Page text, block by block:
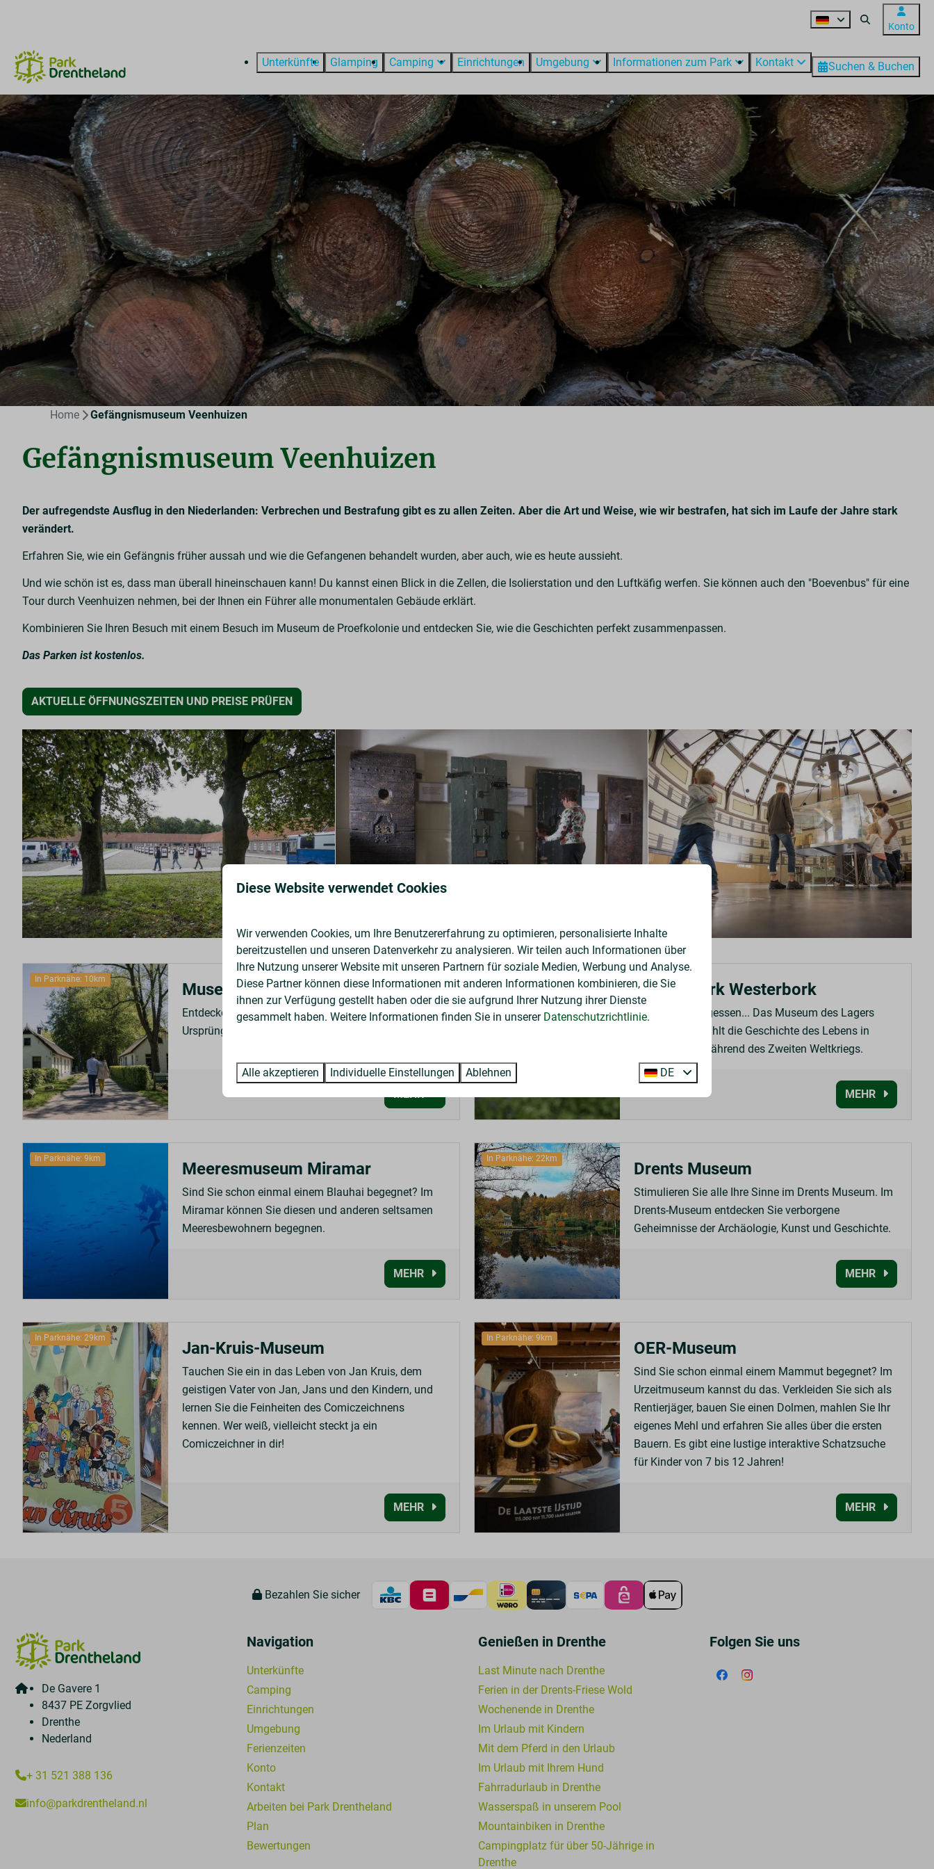
Konto
Unterkünfte Glamping Camping Einrichtungen Umgebung Informationen zum Park Kontakt Suchen & Buchen
Home Gefängnismuseum Veenhuizen
Gefängnismuseum Veenhuizen
Der aufregendste Ausflug in den Niederlanden: Verbrechen und Bestrafung gibt es zu allen Zeiten. Aber die Art und Weise, wie wir bestrafen, hat sich im Laufe der Jahre stark
verändert.
Erfahren Sie, wie ein Gefängnis früher aussah und wie die Gefangenen behandelt wurden, aber auch, wie es heute aussieht.
Und wie schön ist es, dass man überall hineinschauen kann! Du kannst einen Blick in die Zellen, die Isolierstation und den Luftkäfig werfen. Sie können auch den "Boevenbus" für eine
Tour durch Veenhuizen nehmen, bei der Ihnen ein Führer alle monumentalen Gebäude erklärt.
Kombinieren Sie Ihren Besuch mit einem Besuch im Museum de Proefkolonie und entdecken Sie, wie die Geschichten perfekt zusammenpassen.
Das Parken ist kostenlos.
AKTUELLE ÖFFNUNGSZEITEN UND PREISE PRÜFEN
In Parknähe: 10km
Museum der Versuchskolonie
Entdecken Sie auf einer multimedialen Zeitreise die
Ursprünge unseres Sozialstaates.
MEHR
In Parknähe: 21km
Gedenkpark Westerbork
Weil wir nie vergessen... Das Museum des Lagers
Westerbork erzählt die Geschichte des Lebens in
diesem Lager während des Zweiten Weltkriegs.
MEHR
In Parknähe: 9km
Meeresmuseum Miramar
Sind Sie schon einmal einem Blauhai begegnet? Im
Miramar können Sie diesen und anderen seltsamen
Meeresbewohnern begegnen.
MEHR
In Parknähe: 22km
Drents Museum
Stimulieren Sie alle Ihre Sinne im Drents Museum. Im
Drents-Museum entdecken Sie verborgene
Geheimnisse der Archäologie, Kunst und Geschichte.
MEHR
In Parknähe: 29km
Jan-Kruis-Museum
Tauchen Sie ein in das Leben von Jan Kruis, dem
geistigen Vater von Jan, Jans und den Kindern, und
lernen Sie die Feinheiten des Comiczeichnens
kennen. Wer weiß, vielleicht steckt ja ein
Comiczeichner in dir!
MEHR
In Parknähe: 9km
OER-Museum
Sind Sie schon einmal einem Mammut begegnet? Im
Urzeitmuseum kannst du das. Verkleiden Sie sich als
Rentierjäger, bauen Sie einen Dolmen, mahlen Sie Ihr
eigenes Mehl und erfahren Sie alles über die ersten
Bauern. Es gibt eine lustige interaktive Schatzsuche
für Kinder von 7 bis 12 Jahren!
MEHR
Bezahlen Sie sicher
De Gavere 1
8437 PE Zorgvlied
Drenthe
Nederland
+ 31 521 388 136
info@parkdrentheland.nl
Navigation
Unterkünfte
Camping
Einrichtungen
Umgebung
Ferienzeiten
Konto
Kontakt
Arbeiten bei Park Drentheland
Plan
Bewertungen
Genießen in Drenthe
Last Minute nach Drenthe
Ferien in der Drents-Friese Wold
Wochenende in Drenthe
Im Urlaub mit Kindern
Mit dem Pferd in den Urlaub
Im Urlaub mit Ihrem Hund
Fahrradurlaub in Drenthe
Wasserspaß in unserem Pool
Mountainbiken in Drenthe
Campingplatz für über 50-Jährige in
Drenthe
Folgen Sie uns
Diese Website verwendet Cookies
Wir verwenden Cookies, um Ihre Benutzererfahrung zu optimieren, personalisierte Inhalte
bereitzustellen und unseren Datenverkehr zu analysieren. Wir teilen auch Informationen über
Ihre Nutzung unserer Website mit unseren Partnern für soziale Medien, Werbung und Analyse.
Diese Partner können diese Informationen mit anderen Informationen kombinieren, die Sie
ihnen zur Verfügung gestellt haben oder die sie aufgrund Ihrer Nutzung ihrer Dienste
gesammelt haben. Weitere Informationen finden Sie in unserer Datenschutzrichtlinie.
Alle akzeptieren Individuelle Einstellungen Ablehnen DE